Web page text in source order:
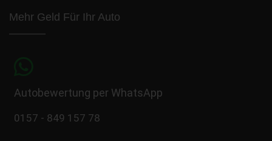
Mehr Geld Für Ihr Auto
Autobewertung per WhatsApp
0157 - 849 157 78